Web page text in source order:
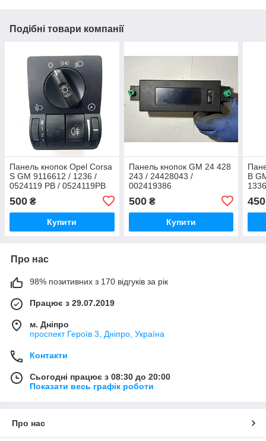
Подібні товари компанії
Панель кнопок Opel Corsa
S GM 9116612 / 1236 /
0524119 PB / 0524119PB
500 ₴
Купити
Панель кнопок GM 24 428
243 / 24428043 /
002419386
500₴
Купити
B
450
Про нас
98% позитивних з 170 відгуків за рік
Працює з 29.07.2019
м. Дніпро
проспект Героїв 3, Дніпро, Україна
Контакти
Сьогодні працює з 08:30 до 20:00
Показати весь графік роботи
Про нас